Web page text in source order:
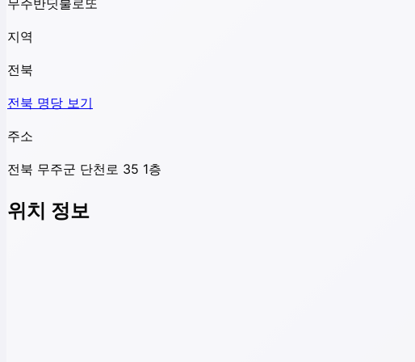
무주반딧불로또
지역
전북
전북 명당 보기
주소
전북 무주군 단천로 35 1층
위치 정보